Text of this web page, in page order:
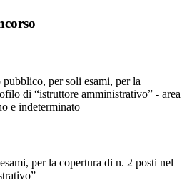
per soli esami, per la
di “istruttore amministrativo” - area
e indeterminato
per la copertura di n. 2 posti nel